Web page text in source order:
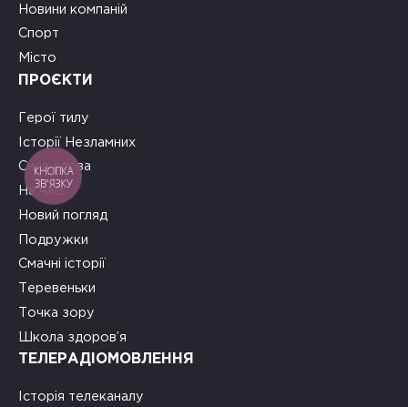
Новини компаній
Спорт
Місто
ПРОЄКТИ
Герої тилу
Історії Незламних
Сила слова
На часі
Новий погляд
Подружки
Смачні історії
Теревеньки
Точка зору
Школа здоров’я
ТЕЛЕРАДІОМОВЛЕННЯ
Історія телеканалу
КНОПКА
ЗВ'ЯЗКУ